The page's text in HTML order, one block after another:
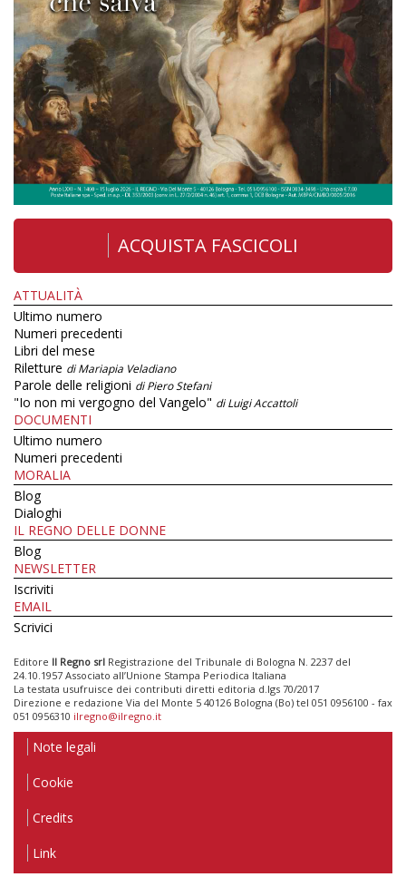
ACQUISTA FASCICOLI
ATTUALITÀ
Ultimo numero
Numeri precedenti
Libri del mese
Riletture di Mariapia Veladiano
Parole delle religioni di Piero Stefani
"Io non mi vergogno del Vangelo" di Luigi Accattoli
DOCUMENTI
Ultimo numero
Numeri precedenti
MORALIA
Blog
Dialoghi
IL REGNO DELLE DONNE
Blog
NEWSLETTER
Iscriviti
EMAIL
Scrivici
Editore Il Regno srl Registrazione del Tribunale di Bologna N. 2237 del
24.10.1957 Associato all’Unione Stampa Periodica Italiana
La testata usufruisce dei contributi diretti editoria d.lgs 70/2017
Direzione e redazione Via del Monte 5 40126 Bologna (Bo) tel 051 0956100 - fax
051 0956310 ilregno@ilregno.it
Note legali
Cookie
Credits
Link